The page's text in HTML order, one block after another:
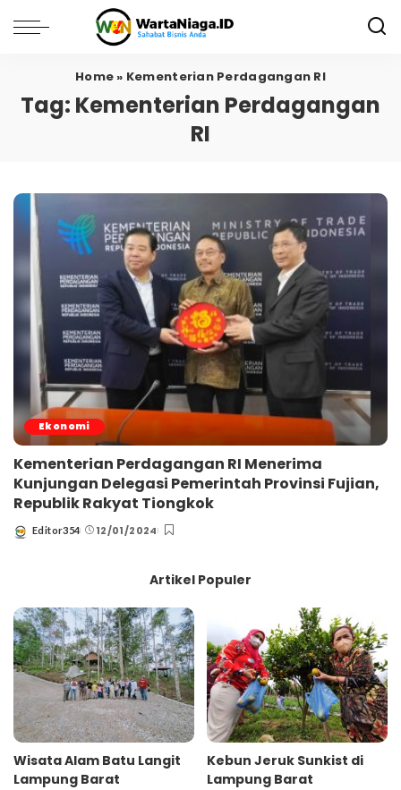
Home » Kementerian Perdagangan RI
Tag: Kementerian Perdagangan
RI
Ekonomi
Kementerian Perdagangan RI Menerima
Kunjungan Delegasi Pemerintah Provinsi Fujian,
Republik Rakyat Tiongkok
Posted
Editor354 12/01/2024
Artikel Populer
Wisata Alam Batu Langit
Lampung Barat
Kebun Jeruk Sunkist di
Lampung Barat